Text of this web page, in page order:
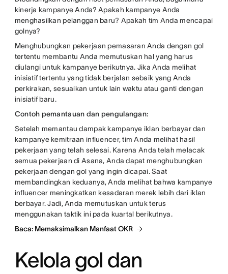
kinerja kampanye Anda? Apakah kampanye Anda
menghasilkan pelanggan baru? Apakah tim Anda mencapai
golnya?
Menghubungkan pekerjaan pemasaran Anda dengan gol
tertentu membantu Anda memutuskan hal yang harus
diulangi untuk kampanye berikutnya. Jika Anda melihat
inisiatif tertentu yang tidak berjalan sebaik yang Anda
perkirakan, sesuaikan untuk lain waktu atau ganti dengan
inisiatif baru.
Contoh pemantauan dan pengulangan:
Setelah memantau dampak kampanye iklan berbayar dan
kampanye kemitraan influencer, tim Anda melihat hasil
pekerjaan yang telah selesai. Karena Anda telah melacak
semua pekerjaan di Asana, Anda dapat menghubungkan
pekerjaan dengan gol yang ingin dicapai. Saat
membandingkan keduanya, Anda melihat bahwa kampanye
influencer meningkatkan kesadaran merek lebih dari iklan
berbayar. Jadi, Anda memutuskan untuk terus
menggunakan taktik ini pada kuartal berikutnya.
Baca: Memaksimalkan Manfaat OKR
Kelola gol dan